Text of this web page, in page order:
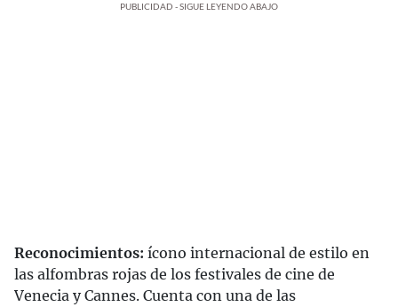
PUBLICIDAD - SIGUE LEYENDO ABAJO
Reconocimientos: ícono internacional de estilo en
las alfombras rojas de los festivales de cine de
Venecia y Cannes. Cuenta con una de las